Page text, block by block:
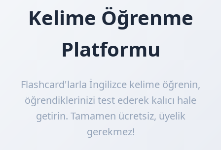
Kelime Öğrenme
Platformu
Flashcard'larla İngilizce kelime öğrenin,
öğrendiklerinizi test ederek kalıcı hale
getirin. Tamamen ücretsiz, üyelik
gerekmez!